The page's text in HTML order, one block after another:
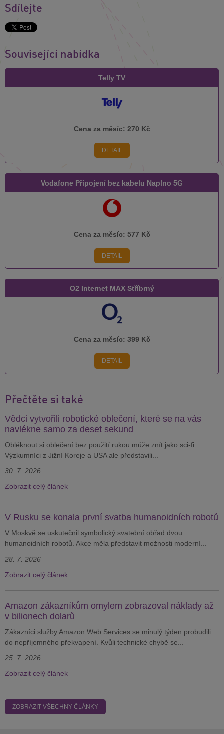
Sdílejte
Související nabídka
Telly TV
Cena za měsíc: 270 Kč
DETAIL
Vodafone Připojení bez kabelu Naplno 5G
Cena za měsíc: 577 Kč
DETAIL
O2 Internet MAX Stříbrný
Cena za měsíc: 399 Kč
DETAIL
Přečtěte si také
Vědci vytvořili robotické oblečení, které se na vás
navlékne samo za deset sekund
Obléknout si oblečení bez použití rukou může znít jako sci-fi.
Výzkumníci z Jižní Koreje a USA ale představili...
30. 7. 2026
Zobrazit celý článek
V Rusku se konala první svatba humanoidních robotů
V Moskvě se uskutečnil symbolický svatební obřad dvou
humanoidních robotů. Akce měla představit možnosti moderní...
28. 7. 2026
Zobrazit celý článek
Amazon zákazníkům omylem zobrazoval náklady až
v bilionech dolarů
Zákazníci služby Amazon Web Services se minulý týden probudili
do nepříjemného překvapení. Kvůli technické chybě se...
25. 7. 2026
Zobrazit celý článek
ZOBRAZIT VŠECHNY ČLÁNKY